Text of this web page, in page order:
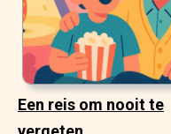
Een reis om nooit te